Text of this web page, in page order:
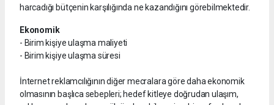
harcadığı bütçenin karşılığında ne kazandığını görebilmektedir.
Ekonomik
- Birim kişiye ulaşma maliyeti
- Birim kişiye ulaşma süresi
İnternet reklamcılığının diğer mecralara göre daha ekonomik
olmasının başlıca sebepleri; hedef kitleye doğrudan ulaşım,